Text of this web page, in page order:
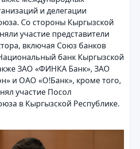
и делегации
Со стороны Кыргызской
участие представители
включая Союз банков
банк Кыргызской
ЗАО «ФИНКА Банк», ЗАО
и ОАО «О!Банк», кроме того,
участие Посол
в Кыргызской Республике.